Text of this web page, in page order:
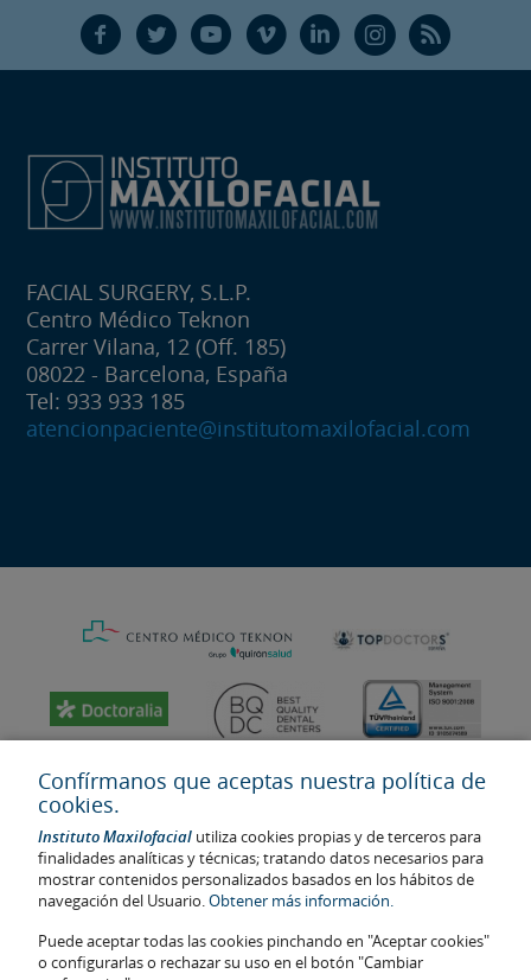
F T Y V L Ñ R
FACIAL SURGERY, S.L.P.
Centro Médico Teknon
Carrer Vilana, 12 (Off. 185)
08022 - Barcelona, España
Tel: 933 933 185
atencionpaciente@institutomaxilofacial.com
Última actualización: 2023
No. de autorización de centro sanitario: E08646940
Confírmanos que aceptas nuestra política de
cookies.
Instituto Maxilofacial utiliza cookies propias y de terceros para
finalidades analíticas y técnicas; tratando datos necesarios para
mostrar contenidos personalizados basados en los hábitos de
navegación del Usuario.Obtener más información.
Puede aceptar todas las cookies pinchando en "Aceptar cookies"
o configurarlas o rechazar su uso en el botón "Cambiar